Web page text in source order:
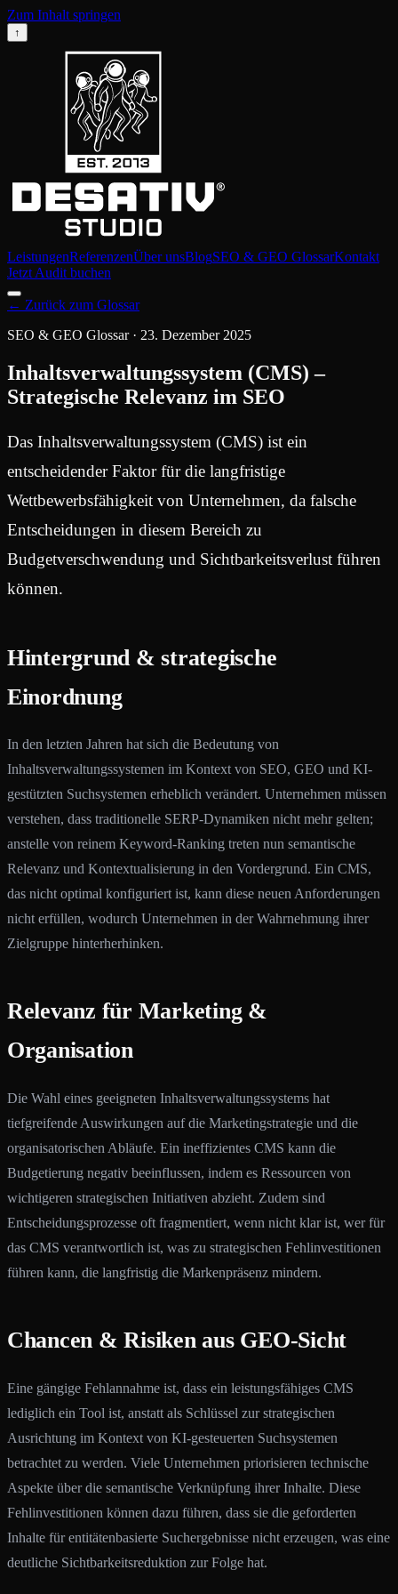
Zum Inhalt springen
↑
LeistungenReferenzenÜber unsBlogSEO & GEO GlossarKontakt
Jetzt Audit buchen
← Zurück zum Glossar
SEO & GEO Glossar· 23. Dezember 2025
Inhaltsverwaltungssystem (CMS) –
Strategische Relevanz im SEO
Das Inhaltsverwaltungssystem (CMS) ist ein
entscheidender Faktor für die langfristige
Wettbewerbsfähigkeit von Unternehmen, da falsche
Entscheidungen in diesem Bereich zu
Budgetverschwendung und Sichtbarkeitsverlust führen
können.
Hintergrund & strategische
Einordnung
In den letzten Jahren hat sich die Bedeutung von
Inhaltsverwaltungssystemen im Kontext von SEO, GEO und KI-
gestützten Suchsystemen erheblich verändert. Unternehmen müssen
verstehen, dass traditionelle SERP-Dynamiken nicht mehr gelten;
anstelle von reinem Keyword-Ranking treten nun semantische
Relevanz und Kontextualisierung in den Vordergrund. Ein CMS,
das nicht optimal konfiguriert ist, kann diese neuen Anforderungen
nicht erfüllen, wodurch Unternehmen in der Wahrnehmung ihrer
Zielgruppe hinterherhinken.
Relevanz für Marketing &
Organisation
Die Wahl eines geeigneten Inhaltsverwaltungssystems hat
tiefgreifende Auswirkungen auf die Marketingstrategie und die
organisatorischen Abläufe. Ein ineffizientes CMS kann die
Budgetierung negativ beeinflussen, indem es Ressourcen von
wichtigeren strategischen Initiativen abzieht. Zudem sind
Entscheidungsprozesse oft fragmentiert, wenn nicht klar ist, wer für
das CMS verantwortlich ist, was zu strategischen Fehlinvestitionen
führen kann, die langfristig die Markenpräsenz mindern.
Chancen & Risiken aus GEO-Sicht
Eine gängige Fehlannahme ist, dass ein leistungsfähiges CMS
lediglich ein Tool ist, anstatt als Schlüssel zur strategischen
Ausrichtung im Kontext von KI-gesteuerten Suchsystemen
betrachtet zu werden. Viele Unternehmen priorisieren technische
Aspekte über die semantische Verknüpfung ihrer Inhalte. Diese
Fehlinvestitionen können dazu führen, dass sie die geforderten
Inhalte für entitätenbasierte Suchergebnisse nicht erzeugen, was eine
deutliche Sichtbarkeitsreduktion zur Folge hat.